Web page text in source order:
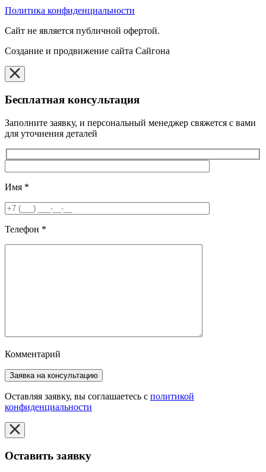
Политика конфиденциальности
Cайт не является публичной офертой.
Создание и продвижение сайта Сайгона
Бесплатная консультация
Заполните заявку, и персональный менеджер свяжется с вами
для уточнения деталей
Имя *
Телефон *
Комментарий
Оставляя заявку, вы соглашаетесь с политикой
конфиденциальности
Оставить заявку